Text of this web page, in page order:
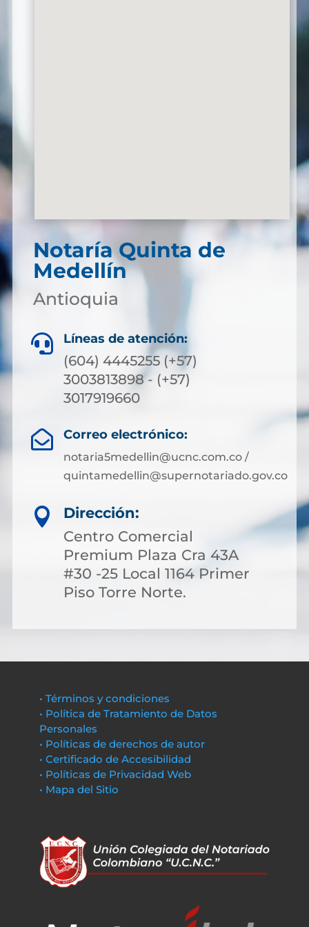
Notaría Quinta de
Medellín
Antioquia
 Líneas de atención:
(604) 4445255 (+57)
3003813898 - (+57)
3017919660
 Correo electrónico:
notaria5medellin@ucnc.com.co /
quintamedellin@supernotariado.gov.co

Dirección:
Centro Comercial
Premium Plaza Cra 43A
#30 -25 Local 1164 Primer
Piso Torre Norte.
• Términos y condiciones
• Política de Tratamiento de Datos
Personales
• Políticas de derechos de autor
• Certificado de Accesibilidad
• Políticas de Privacidad Web
• Mapa del Sitio